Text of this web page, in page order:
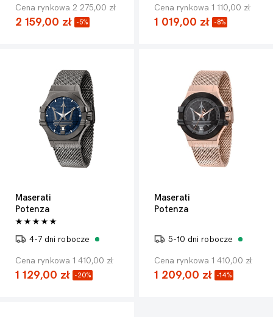
Cena rynkowa 2 275,00 zł
2 159,00 zł -5%
Cena rynkowa 1 110,00 zł
1 019,00 zł -8%
Maserati
Potenza
4-7 dni robocze
Cena rynkowa 1 410,00 zł
1 129,00 zł -20%
Maserati
Potenza
5-10 dni robocze
Cena rynkowa 1 410,00 zł
1 209,00 zł -14%